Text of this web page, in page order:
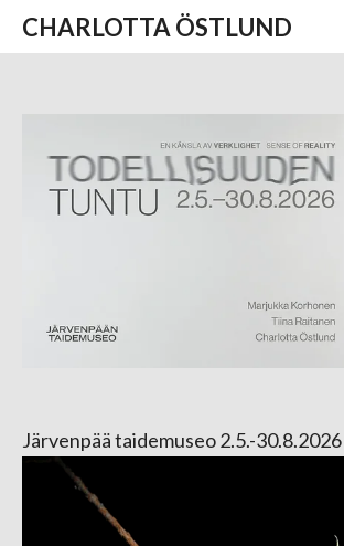
CHARLOTTA ÖSTLUND
Järvenpää taidemuseo 2.5.-30.8.2026